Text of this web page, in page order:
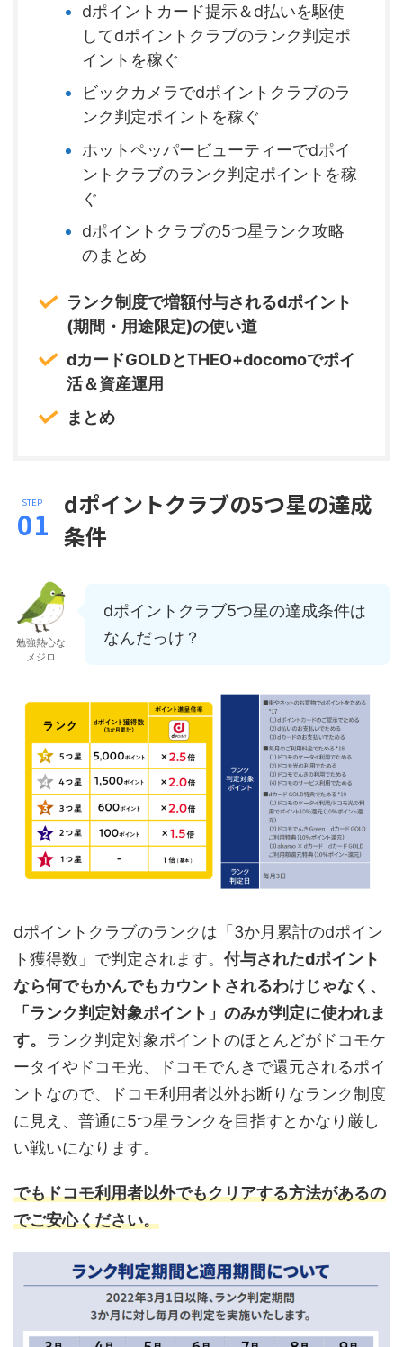
dポイントカード提示＆d払いを駆使
してdポイントクラブのランク判定ポ
イントを稼ぐ
ビックカメラでdポイントクラブのラ
ンク判定ポイントを稼ぐ
ホットペッパービューティーでdポイ
ントクラブのランク判定ポイントを稼
ぐ
dポイントクラブの5つ星ランク攻略
のまとめ
ランク制度で増額付与されるdポイント
(期間・用途限定)の使い道
dカードGOLDとTHEO+docomoでポイ
活＆資産運用
まとめ
dポイントクラブの5つ星の達成
条件
勉強熱心な
メジロ
dポイントクラブ5つ星の達成条件は
なんだっけ？
dポイントクラブのランクは「3か月累計のdポイン
ト獲得数」で判定されます。付与されたdポイント
なら何でもかんでもカウントされるわけじゃなく、
「ランク判定対象ポイント」のみが判定に使われま
す。 ランク判定対象ポイントのほとんどがドコモケ
ータイやドコモ光、ドコモでんきで還元されるポイ
ントなので、ドコモ利用者以外お断りなランク制度
に見え、普通に5つ星ランクを目指すとかなり厳し
い戦いになります。
でもドコモ利用者以外でもクリアする方法があるの
でご安心ください。